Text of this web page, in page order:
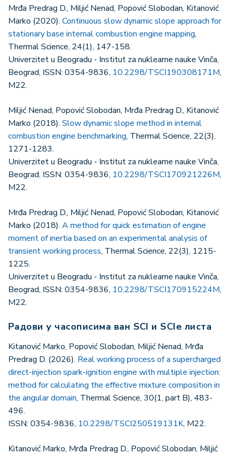
Mrđa Predrag D., Miljić Nenad, Popović Slobodan, Kitanović
Marko (2020). Continuous slow dynamic slope approach for
stationary base internal combustion engine mapping,
Thermal Science, 24(1), 147-158.
Univerzitet u Beogradu - Institut za nuklearne nauke Vinča,
Beograd, ISSN: 0354-9836, 10.2298/TSCI190308171M,
M22.
Miljić Nenad, Popović Slobodan, Mrđa Predrag D., Kitanović
Marko (2018). Slow dynamic slope method in internal
combustion engine benchmarking, Thermal Science, 22(3),
1271-1283.
Univerzitet u Beogradu - Institut za nuklearne nauke Vinča,
Beograd, ISSN: 0354-9836, 10.2298/TSCI170921226M,
M22.
Mrđa Predrag D., Miljić Nenad, Popović Slobodan, Kitanović
Marko (2018). A method for quick estimation of engine
moment of inertia based on an experimental analysis of
transient working process, Thermal Science, 22(3), 1215-
1225.
Univerzitet u Beogradu - Institut za nuklearne nauke Vinča,
Beograd, ISSN: 0354-9836, 10.2298/TSCI170915224M,
M22.
Радови у часописима ван SCI и SCIe листа
Kitanović Marko, Popović Slobodan, Miljić Nenad, Mrđa
Predrag D. (2026). Real working process of a supercharged
direct-injection spark-ignition engine with multiple injection:
method for calculating the effective mixture composition in
the angular domain, Thermal Science, 30(1, part B), 483-
496.
ISSN: 0354-9836, 10.2298/TSCI250519131K, M22.
Kitanović Marko, Mrđa Predrag D., Popović Slobodan, Miljić